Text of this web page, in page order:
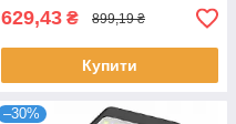
629,43 ₴ 899,19 ₴
Купити
–30%